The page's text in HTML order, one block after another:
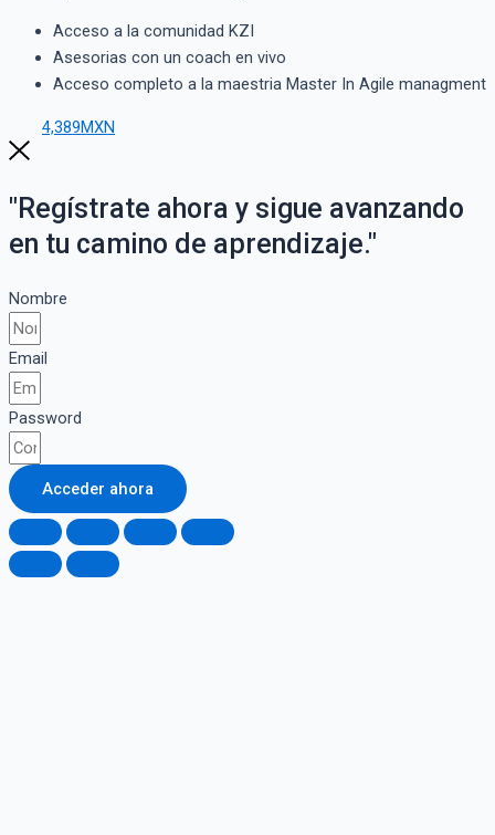
Acceso a la comunidad KZI
Asesorias con un coach en vivo
Acceso completo a la maestria Master In Agile managment
4,389MXN
"Regístrate ahora y sigue avanzando
en tu camino de aprendizaje."
Nombre
Email
Password
Acceder ahora